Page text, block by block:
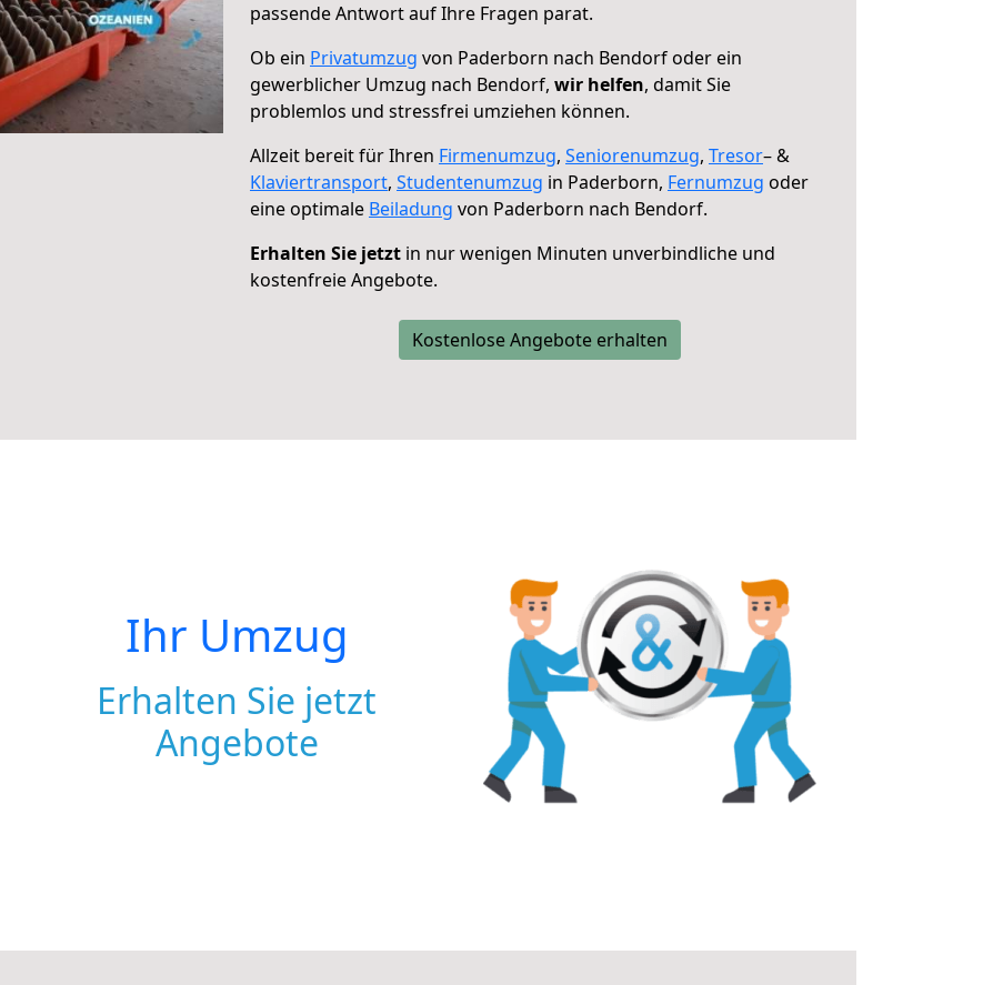
passende Antwort auf Ihre Fragen parat.
Ob ein Privatumzug von Paderborn nach Bendorf oder ein
gewerblicher Umzug nach Bendorf, wir helfen, damit Sie
problemlos und stressfrei umziehen können.
Allzeit bereit für Ihren Firmenumzug, Seniorenumzug, Tresor– &
Klaviertransport, Studentenumzug in Paderborn, Fernumzug oder
eine optimale Beiladung von Paderborn nach Bendorf.
Erhalten Sie jetzt in nur wenigen Minuten unverbindliche und
kostenfreie Angebote.
Kostenlose Angebote erhalten
Ihr Umzug
Erhalten Sie jetzt
Angebote